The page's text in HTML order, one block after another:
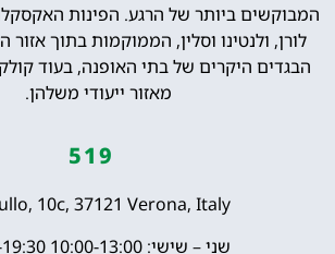
המבוקשים ביותר של הרגע. הפינות
לורן, ולנטינו וסלין, הממוקמות בתוך
הבגדים היקרים של בתי האופנה, בעוד
מאזור ייעודי משלהן.
519
10c, 37121 Verona, Italy
שני – שישי: 10:00-13:00 15:30-19:30